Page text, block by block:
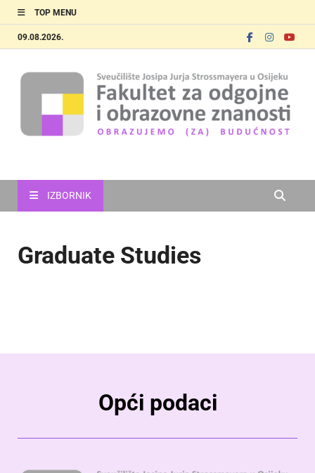
TOP MENU
09.08.2026.
IZBORNIK
Graduate Studies
Opći podaci